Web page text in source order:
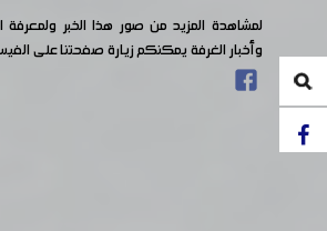
لمشاهدة المزيد من صور هذا الخبر
وأخبار الغرفة يمكنكم زيارة صفحتنا على